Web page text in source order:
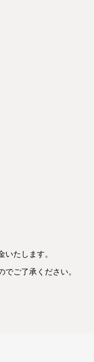
たします。
ご了承ください。